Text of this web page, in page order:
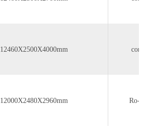
12460X2500X4000mm
12000X2480X2960mm Ro-